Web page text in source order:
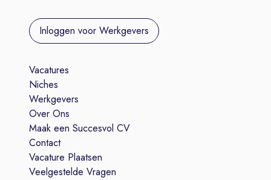
Inloggen voor Werkgevers
Vacatures
Niches
Werkgevers
Over Ons
Maak een Succesvol CV
Contact
Vacature Plaatsen
Veelgestelde Vragen